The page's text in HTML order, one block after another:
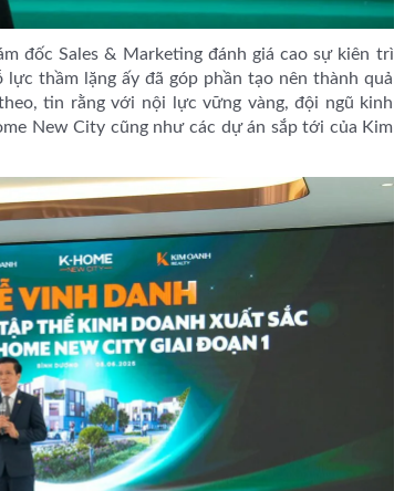
đốc Sales & Marketing đánh giá cao sự kiên trì
thầm lặng ấy đã góp phần tạo nên thành quả
tin rằng với nội lực vững vàng, đội ngũ kinh
New City cũng như các dự án sắp tới của Kim